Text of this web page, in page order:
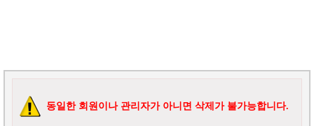
동일한 회원이나 관리자가 아니면 삭제가 불가능합니다.